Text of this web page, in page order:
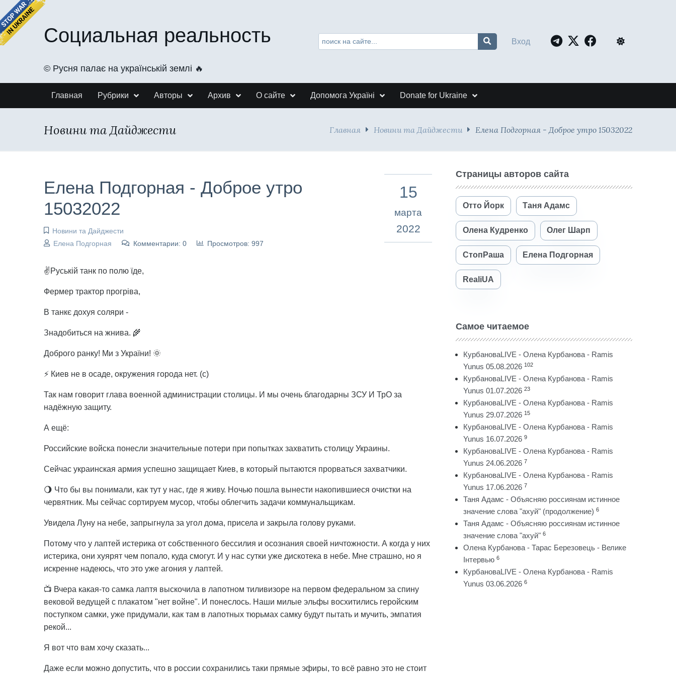
Социальная реальность
©️ Русня палає на українській землі 🔥
Вход
Главная Рубрики Авторы Архив О сайте Допомога Україні Donate for Ukraine
Новини та Дайджести Главная Новини та Дайджести Елена Подгорная - Доброе утро 15032022
Елена Подгорная - Доброе утро
15032022
Новини та Дайджести
Елена Подгорная
Комментарии: 0 Просмотров: 997
15
марта
2022
✌️Руській танк по полю їде,
Фермер трактор прогріва,
В танкє дохуя соляри -
Знадобиться на жнива. 🌾
Доброго ранку! Ми з України! 🌞
⚡ Киев не в осаде, окружения города нет. (с)
Так нам говорит глава военной администрации столицы. И мы очень благодарны ЗСУ И ТрО за
надёжную защиту.
А ещё:
Российские войска понесли значительные потери при попытках захватить столицу Украины.
Сейчас украинская армия успешно защищает Киев, в который пытаются прорваться захватчики.
🌖 Что бы вы понимали, как тут у нас, где я живу. Ночью пошла вынести накопившиеся очистки на
червятник. Мы сейчас сортируем мусор, чтобы облегчить задачи коммунальщикам.
Увидела Луну на небе, запрыгнула за угол дома, присела и закрыла голову руками.
Потому что у лаптей истерика от собственного бессилия и осознания своей ничтожности. А когда у них
истерика, они хуярят чем попало, куда смогут. И у нас сутки уже дискотека в небе. Мне страшно, но я
искренне надеюсь, что это уже агония у лаптей.
📺 Вчера какая-то самка лаптя выскочила в лапотном тиливизоре на первом федеральном за спину
вековой ведущей с плакатом "нет войне". И понеслось. Наши милые эльфы восхитились геройским
поступком самки, уже придумали, как там в лапотных тюрьмах самку будут пытать и мучить, эмпатия
рекой...
Я вот что вам хочу сказать...
Даже если можно допустить, что в россии сохранились таки прямые эфиры, то всё равно это не стоит
Страницы авторов сайта
Отто Йорк Таня Адамс
Олена Кудренко Олег Шарп
СтопРаша Елена Подгорная
RealiUA
Самое читаемое
КурбановаLIVE - Олена Курбанова - Ramis
Yunus 05.08.2026 102
КурбановаLIVE - Олена Курбанова - Ramis
Yunus 01.07.2026 23
КурбановаLIVE - Олена Курбанова - Ramis
Yunus 29.07.2026 15
КурбановаLIVE - Олена Курбанова - Ramis
Yunus 16.07.2026 9
КурбановаLIVE - Олена Курбанова - Ramis
Yunus 24.06.2026 7
КурбановаLIVE - Олена Курбанова - Ramis
Yunus 17.06.2026 7
Таня Адамс - Объясняю россиянам истинное
значение слова "ахуй" (продолжение) 6
Таня Адамс - Объясняю россиянам истинное
значение слова "ахуй" 6
Олена Курбанова - Тарас Березовець - Велике
Інтервью 6
КурбановаLIVE - Олена Курбанова - Ramis
Yunus 03.06.2026 6